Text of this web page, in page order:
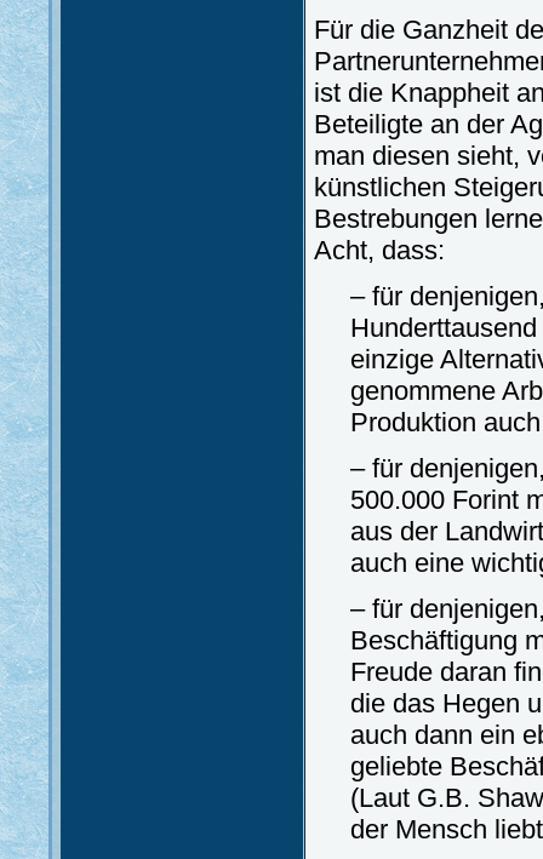
Für die Ganzheit
ist die Knappheit
Beteiligte an der
man diesen sieht,
künstlichen
Bestrebungen
Acht, dass:
– für
einzige
genommene
Produktion
– für
500.000 Forint
aus der
auch eine
– für
Beschäftigung
Freude daran
die das Hegen
auch dann ein
geliebte
(Laut G.B.
der Mensch